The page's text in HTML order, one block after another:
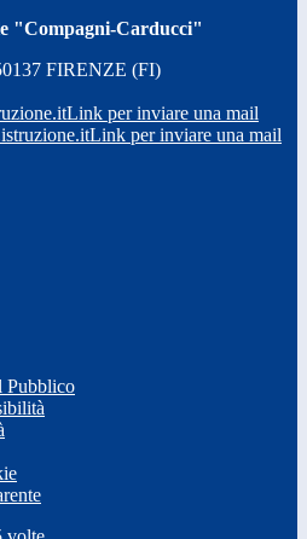
"Compagni-Carducci"
FIRENZE (FI)
Link per inviare una mail
Link per inviare una mail
Pubblico